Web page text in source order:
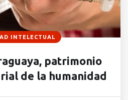
INTELECTUAL
patrimonio
de la humanidad